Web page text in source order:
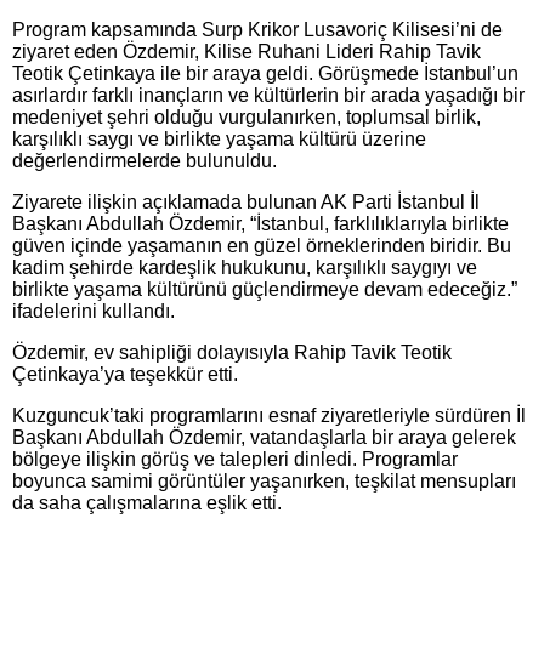
Program kapsamında Surp Krikor Lusavoriç Kilisesi’ni de
ziyaret eden Özdemir, Kilise Ruhani Lideri Rahip Tavik
Teotik Çetinkaya ile bir araya geldi. Görüşmede İstanbul’un
asırlardır farklı inançların ve kültürlerin bir arada yaşadığı bir
medeniyet şehri olduğu vurgulanırken, toplumsal birlik,
karşılıklı saygı ve birlikte yaşama kültürü üzerine
değerlendirmelerde bulunuldu.
Ziyarete ilişkin açıklamada bulunan AK Parti İstanbul İl
Başkanı Abdullah Özdemir, “İstanbul, farklılıklarıyla birlikte
güven içinde yaşamanın en güzel örneklerinden biridir. Bu
kadim şehirde kardeşlik hukukunu, karşılıklı saygıyı ve
birlikte yaşama kültürünü güçlendirmeye devam edeceğiz.”
ifadelerini kullandı.
Özdemir, ev sahipliği dolayısıyla Rahip Tavik Teotik
Çetinkaya’ya teşekkür etti.
Kuzguncuk’taki programlarını esnaf ziyaretleriyle sürdüren İl
Başkanı Abdullah Özdemir, vatandaşlarla bir araya gelerek
bölgeye ilişkin görüş ve talepleri dinledi. Programlar
boyunca samimi görüntüler yaşanırken, teşkilat mensupları
da saha çalışmalarına eşlik etti.